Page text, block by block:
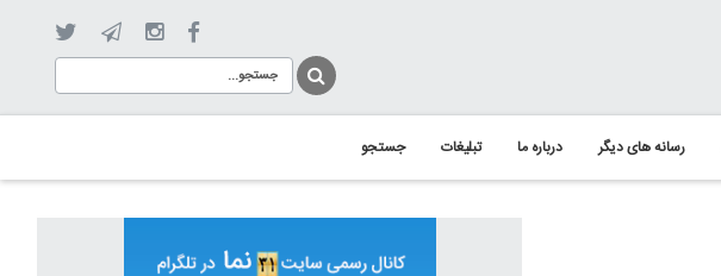
رسانه های دیگر درباره ما تبلیغات جستجو